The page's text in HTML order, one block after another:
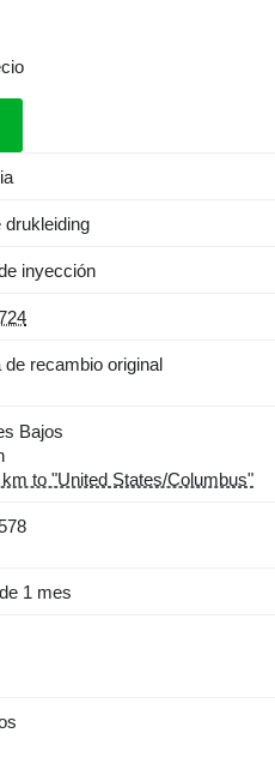
drukleiding
inyección
de recambio original
Bajos
to "United States/Columbus"
1 mes